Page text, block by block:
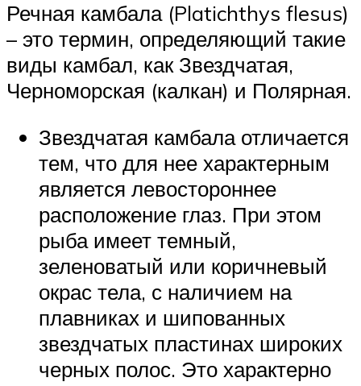
Речная камбала (Platichthys flesus)
– это термин, определяющий такие
виды камбал, как Звездчатая,
Черноморская (калкан) и Полярная.
Звездчатая камбала отличается
тем, что для нее характерным
является левостороннее
расположение глаз. При этом
рыба имеет темный,
зеленоватый или коричневый
окрас тела, с наличием на
плавниках и шипованных
звездчатых пластинах широких
черных полос. Это характерно